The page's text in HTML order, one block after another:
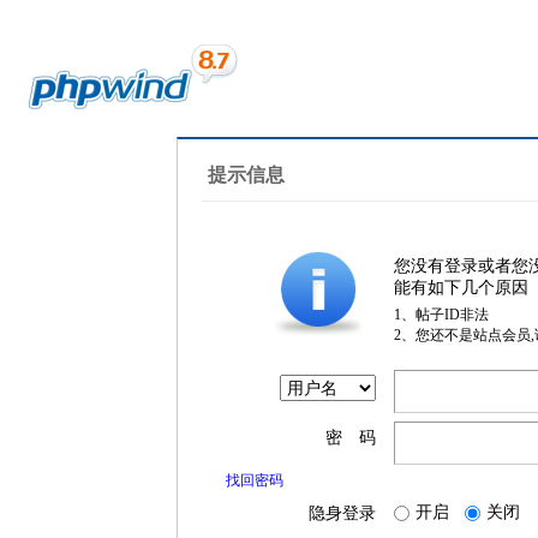
提示信息
您没有登录或者您
能有如下几个原因
1、帖子ID非法
2、您还不是站点会员
密 码
找回密码
隐身登录 开启 关闭